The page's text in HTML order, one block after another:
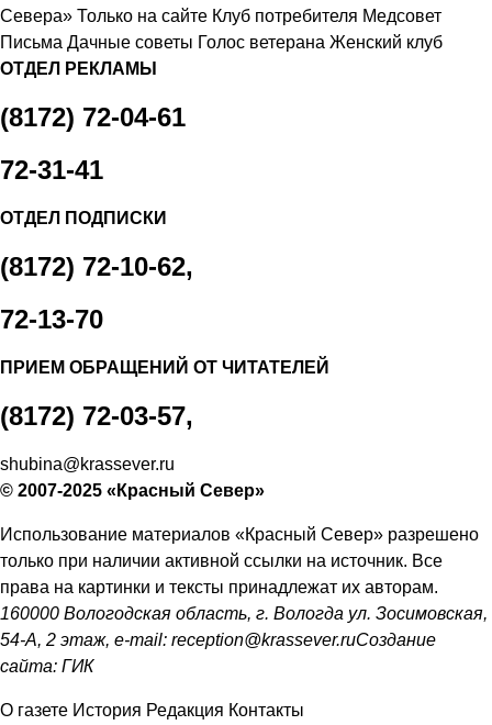
Севера» Только на сайте Клуб потребителя Медсовет
Письма Дачные советы Голос ветерана Женский клуб
ОТДЕЛ РЕКЛАМЫ
(8172) 72-04-61
72-31-41
ОТДЕЛ ПОДПИСКИ
(8172) 72-10-62,
72-13-70
ПРИЕМ ОБРАЩЕНИЙ ОТ ЧИТАТЕЛЕЙ
(8172) 72-03-57,
shubina@krassever.ru
© 2007-2025 «Красный Север»
Использование материалов «Красный Север» разрешено
только при наличии активной ссылки на источник. Все
права на картинки и тексты принадлежат их авторам.
160000 Вологодская область, г. Вологда ул. Зосимовская,
54-А, 2 этаж, e-mail: reception@krassever.ruСоздание
сайта: ГИК
О газете История Редакция Контакты